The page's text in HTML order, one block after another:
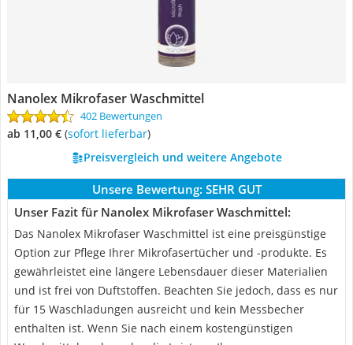
Nanolex Mikrofaser Waschmittel
402 Bewertungen
ab 11,00 € ( Sofort lieferbar)
Preisvergleich und weitere Angebote
Unsere Bewertung: SEHR GUT
Unser Fazit für Nanolex Mikrofaser Waschmittel:
Das Nanolex Mikrofaser Waschmittel ist eine preisgünstige
Option zur Pflege Ihrer Mikrofasertücher und -produkte. Es
gewährleistet eine längere Lebensdauer dieser Materialien
und ist frei von Duftstoffen. Beachten Sie jedoch, dass es nur
für 15 Waschladungen ausreicht und kein Messbecher
enthalten ist. Wenn Sie nach einem kostengünstigen